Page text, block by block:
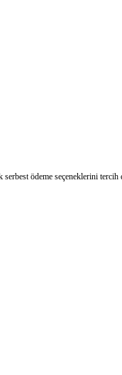
ödeme seçeneklerini tercih